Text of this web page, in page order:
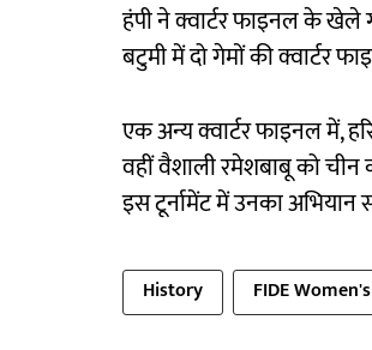
हंपी ने क्वार्टर फाइनल के खेले
बटुमी में दो गेमों की क्वार्टर
एक अन्य क्वार्टर फाइनल में,
वहीं वैशाली रमेशबाबू को चीन
इस टूर्नामेंट में उनका अभियान
History FIDE